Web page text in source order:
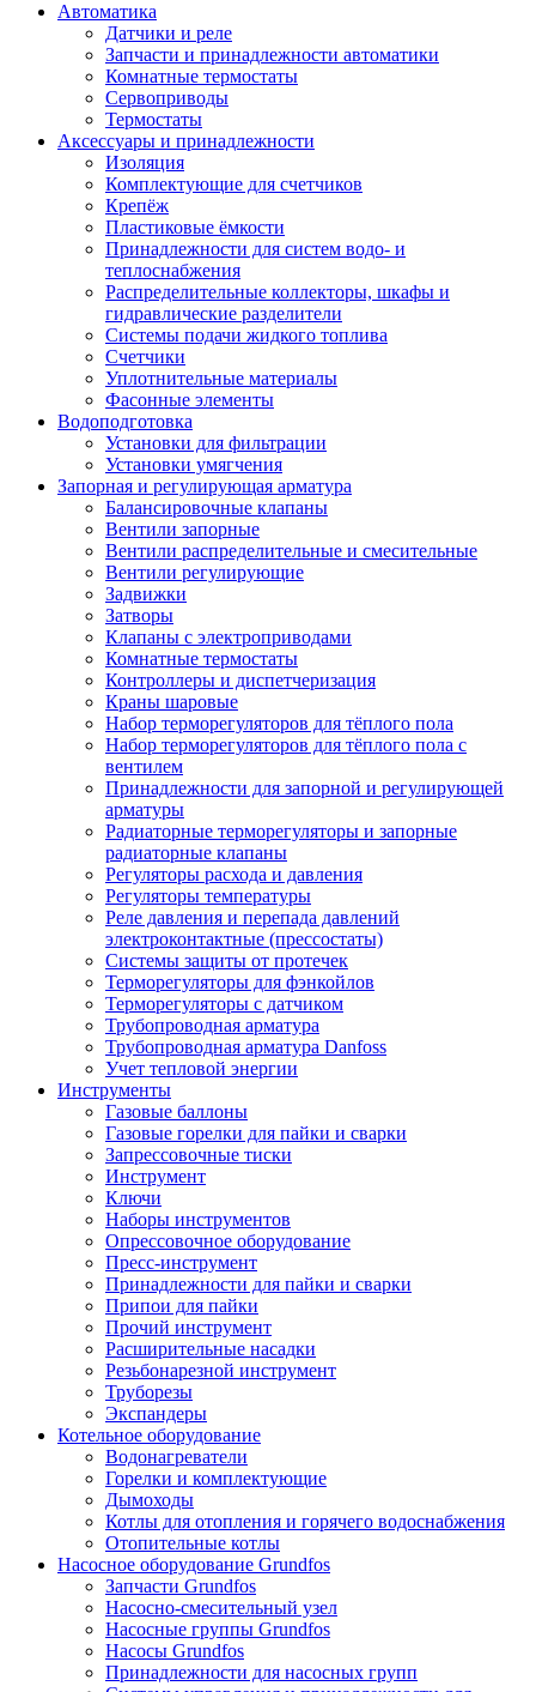
Автоматика
Датчики и реле
Запчасти и принадлежности автоматики
Комнатные термостаты
Сервоприводы
Термостаты
Аксессуары и принадлежности
Изоляция
Комплектующие для счетчиков
Крепёж
Пластиковые ёмкости
Принадлежности для систем водо- и
теплоснабжения
Распределительные коллекторы, шкафы и
гидравлические разделители
Системы подачи жидкого топлива
Счетчики
Уплотнительные материалы
Фасонные элементы
Водоподготовка
Установки для фильтрации
Установки умягчения
Запорная и регулирующая арматура
Балансировочные клапаны
Вентили запорные
Вентили распределительные и смесительные
Вентили регулирующие
Задвижки
Затворы
Клапаны с электроприводами
Комнатные термостаты
Контроллеры и диспетчеризация
Краны шаровые
Набор терморегуляторов для тёплого пола
Набор терморегуляторов для тёплого пола с
вентилем
Принадлежности для запорной и регулирующей
арматуры
Радиаторные терморегуляторы и запорные
радиаторные клапаны
Регуляторы расхода и давления
Регуляторы температуры
Реле давления и перепада давлений
электроконтактные (прессостаты)
Системы защиты от протечек
Терморегуляторы для фэнкойлов
Терморегуляторы с датчиком
Трубопроводная арматура
Трубопроводная арматура Danfoss
Учет тепловой энергии
Инструменты
Газовые баллоны
Газовые горелки для пайки и сварки
Запрессовочные тиски
Инструмент
Ключи
Наборы инструментов
Опрессовочное оборудование
Пресс-инструмент
Принадлежности для пайки и сварки
Припои для пайки
Прочий инструмент
Расширительные насадки
Резьбонарезной инструмент
Труборезы
Экспандеры
Котельное оборудование
Водонагреватели
Горелки и комплектующие
Дымоходы
Котлы для отопления и горячего водоснабжения
Отопительные котлы
Насосное оборудование Grundfos
Запчасти Grundfos
Насосно-смесительный узел
Насосные группы Grundfos
Насосы Grundfos
Принадлежности для насосных групп